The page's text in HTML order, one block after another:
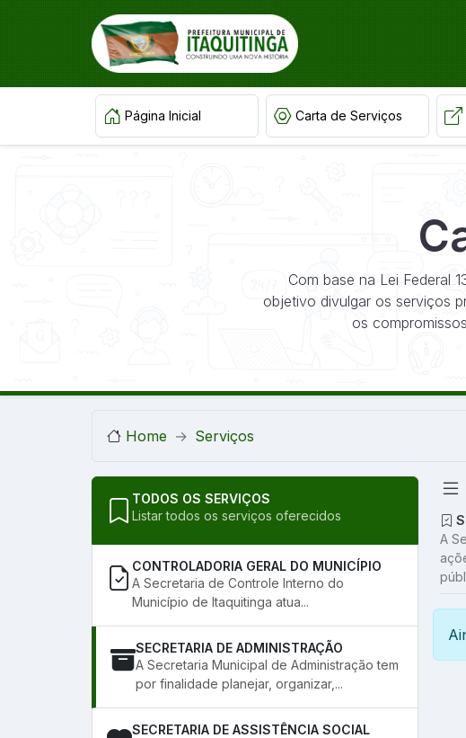
Página Inicial Carta de Serviços
Com base na Lei Federal
objetivo divulgar os serviços
os
Home Serviços
TODOS OS SERVIÇOS
Listar todos os serviços oferecidos
CONTROLADORIA GERAL DO MUNICÍPIO
A Secretaria de Controle Interno do
Município de Itaquitinga atua...
SECRETARIA DE ADMINISTRAÇÃO
A Secretaria Municipal de Administração tem
por finalidade planejar, organizar,...
SECRETARIA DE ASSISTÊNCIA SOCIAL
A